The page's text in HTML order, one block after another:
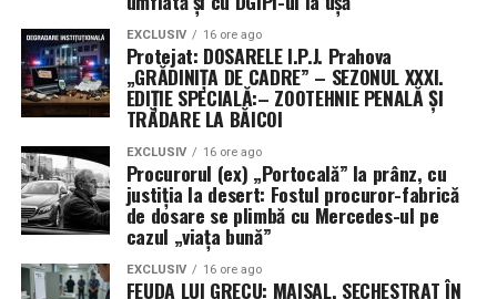
extinde această protecție asupra flotei comerciale.
Auto-apărarea nu este suficientă atunci când misiunea
ta principală este menținerea căilor navigabile deschise.
Lecția istoriei și eșecul tactic al noii ere
Istoria navală ne învață că, în ambele Războaie
Mondiale, aliații au fost reticenți în a adopta sistemul
convoaielor, preferând să „vâneze” amenințarea. În
ambele cazuri, strategia a eșuat catastrofal până când s-
a revenit la escortarea directă. Astăzi, Marina pare să
EXCLUSIV 16 ore ago
Protejat: DOSARELE I.P.J. Prahova
„GRĂDINIȚA DE CADRE” – SEZONUL XXXI.
EDIȚIE SPECIALĂ:– ZOOTEHNIE PENALĂ ȘI
TRĂDARE LA BĂICOI
EXCLUSIV 16 ore ago
Procurorul (ex) „Portocală” la prânz, cu
justiția la desert: Fostul procuror-fabrică
de dosare se plimbă cu Mercedes-ul pe
cazul „viața bună”
EXCLUSIV 16 ore ago
FEUDA LUI GRECU: MAISAL, SECHESTRAT ÎN